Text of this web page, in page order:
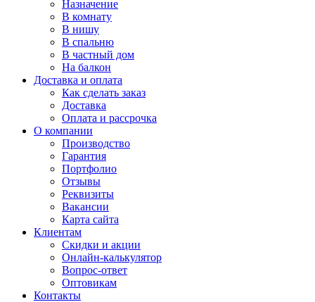
Назначение
В комнату
В нишу
В спальню
В частный дом
На балкон
Доставка и оплата
Как сделать заказ
Доставка
Оплата и рассрочка
О компании
Производство
Гарантия
Портфолио
Отзывы
Реквизиты
Вакансии
Карта сайта
Клиентам
Скидки и акции
Онлайн-калькулятор
Вопрос-ответ
Оптовикам
Контакты